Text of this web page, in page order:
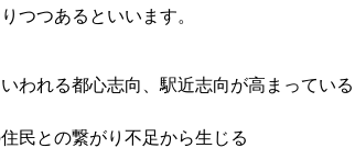
つつあるといいます。
われる都心志向、駅近志向が高まっている
民との繋がり不足から生じる